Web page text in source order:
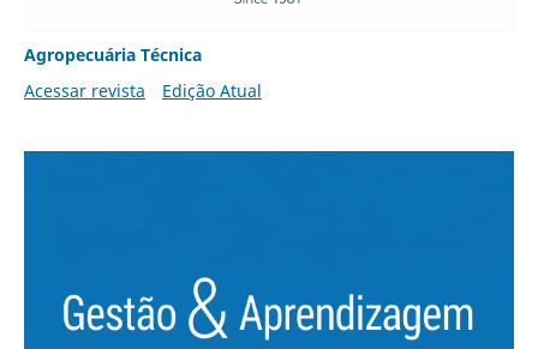
Agropecuária Técnica
Acessar revista
Edição Atual